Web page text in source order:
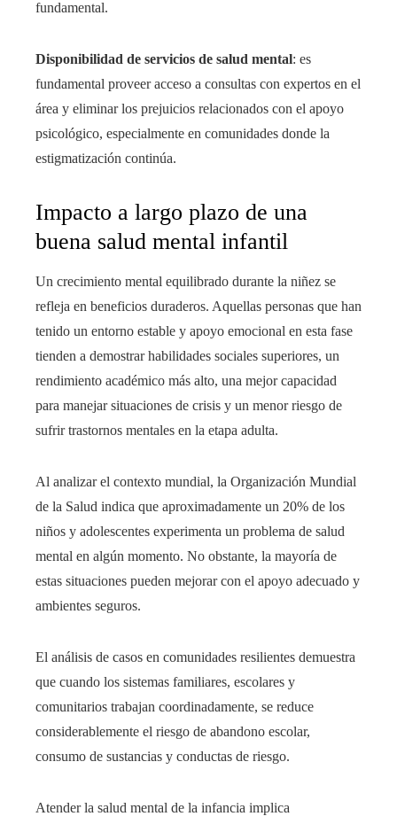
fundamental.
Disponibilidad de servicios de salud mental: es
fundamental proveer acceso a consultas con expertos en el
área y eliminar los prejuicios relacionados con el apoyo
psicológico, especialmente en comunidades donde la
estigmatización continúa.
Impacto a largo plazo de una
buena salud mental infantil
Un crecimiento mental equilibrado durante la niñez se
refleja en beneficios duraderos. Aquellas personas que han
tenido un entorno estable y apoyo emocional en esta fase
tienden a demostrar habilidades sociales superiores, un
rendimiento académico más alto, una mejor capacidad
para manejar situaciones de crisis y un menor riesgo de
sufrir trastornos mentales en la etapa adulta.
Al analizar el contexto mundial, la Organización Mundial
de la Salud indica que aproximadamente un 20% de los
niños y adolescentes experimenta un problema de salud
mental en algún momento. No obstante, la mayoría de
estas situaciones pueden mejorar con el apoyo adecuado y
ambientes seguros.
El análisis de casos en comunidades resilientes demuestra
que cuando los sistemas familiares, escolares y
comunitarios trabajan coordinadamente, se reduce
considerablemente el riesgo de abandono escolar,
consumo de sustancias y conductas de riesgo.
Atender la salud mental de la infancia implica